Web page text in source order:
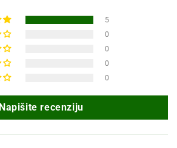
5
0
0
0
0
Napišite recenziju